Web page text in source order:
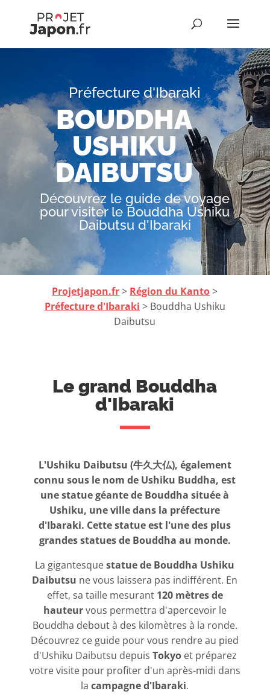
Préfecture d'Ibaraki
BOUDDHA
USHIKU
DAIBUTSU
Découvrez le guide de voyage
pour visiter le Bouddha Ushiku
Daibutsu d'Ibaraki
Projetjapon.fr> Région du Kanto>
Préfecture d'Ibaraki > Bouddha Ushiku
Daibutsu
Le grand Bouddha
d'Ibaraki
L'Ushiku Daibutsu (牛久大仏), également
connu sous le nom de Ushiku Buddha, est
une statue géante de Bouddha située à
Ushiku, une ville dans la préfecture
d'Ibaraki. Cette statue est l'une des plus
grandes statues de Bouddha au monde.
La gigantesquestatue de Bouddha Ushiku
Daibutsu ne vous laissera pas indifférent. En
effet, sa taille mesurant 120 mètres de
hauteurvous permettra d'apercevoir le
Bouddha debout à des kilomètres à la ronde.
Découvrez ce guide pour vous rendre au pied
d'Ushiku Daibutsu depuis Tokyoet préparez
votre visite pour profiter d'un après-midi dans
lacampagne d'Ibaraki.